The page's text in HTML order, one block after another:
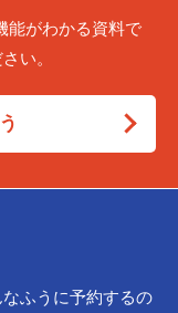
能がわかる資料で
い。
ふうに予約するの